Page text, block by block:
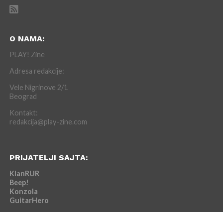
O NAMA:
PLAY! Zine
Adresa redakcije:
Vele Nigrinove 2/1
Beograd
Kontakt:
redakcija@play-zine.com
PRIJATELJI SAJTA:
KlanRUR
Beep!
Konzola
GuitarHero